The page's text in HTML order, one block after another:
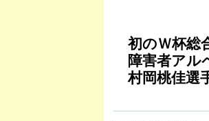
初のＷ杯総
障害者アル
村岡桃佳選